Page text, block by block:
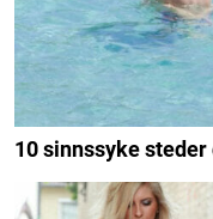
10 sinnssyke steder